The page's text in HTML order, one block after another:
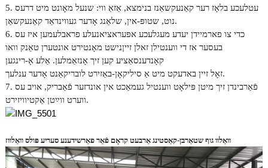
5. עטלעכע בלאָז רער קאַנעקשאַנז בנימצא, אַזאַ ווי: שנעל מאָונט מיט דרעס
נוט, שטופּ-אין, שלאַנג אָדער געווינדאַד קאַנעקשאַן.
6. כדי צו פארמיידן יעדע מעגלעכע אפעראציאנעלע פראבלעמען איז עס
בעסער אז די ווענטילן זאלן זייןנישט מאָנטירט אונטערן טאַנק וואו
קאָנדענסאַציע קען זיך אָנזאַמלען. אַלע אָ-רינגען
זאָל זיין באדעקט מיט אַ סיליקאָן-באַזירט לובריקאַנט אָדער ענלעך.
7. פֿאַרבינדן זיך מיטן פּילאָט ווענטיל געמאַכט אין אונדזער פֿאַבריק, אויב עס
ווערט ווײַטן אַקטיוויזירט.
וואַלוו גוף שטאַרבן-קאַסטינג אַרבעט קראָם פֿאַר פאַרשידענע סעריע פּולס וואַלווז